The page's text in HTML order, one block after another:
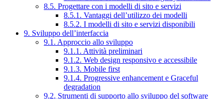
8.5. Progettare con i modelli di sito e servizi
8.5.1. Vantaggi dell’utilizzo dei modelli
8.5.2. I modelli di sito e servizi disponibili
9. Sviluppo dell’interfaccia
9.1. Approccio allo sviluppo
9.1.1. Attività preliminari
9.1.2. Web design responsivo e accessibile
9.1.3. Mobile first
9.1.4. Progressive enhancement e Graceful
degradation
9.2. Strumenti di supporto allo sviluppo del software